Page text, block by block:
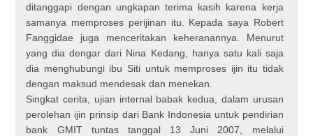
ditanggapi dengan ungkapan terima kasih karena kerja
samanya memproses perijinan itu. Kepada saya Robert
Fanggidae juga menceritakan keheranannya. Menurut
yang dia dengar dari Nina Kedang, hanya satu kali saja
dia menghubungi ibu Siti untuk memproses ijin itu tidak
dengan maksud mendesak dan menekan.
Singkat cerita, ujian internal babak kedua, dalam urusan
perolehan ijin prinsip dari Bank Indonesia untuk pendirian
bank GMIT tuntas tanggal 13 Juni 2007, melalui